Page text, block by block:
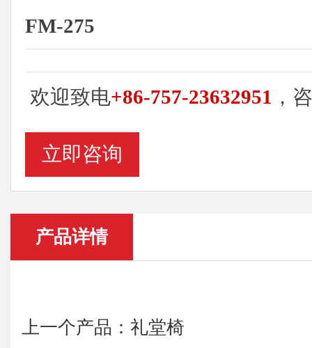
FM-275
欢迎致电+86-757-23632951 ，
立即咨询
产品详情
上一个产品：礼堂椅